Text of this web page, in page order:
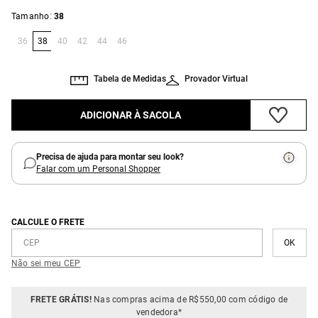
Tamanho: 38
36 38 40 42 44 46
Provador Virtual
Tabela de Medidas
ADICIONAR À SACOLA
Precisa de ajuda para montar seu look?
Falar com um Personal Shopper
CALCULE O FRETE
Não sei meu CEP
FRETE GRÁTIS!Nas compras acima de R$550,00 com código de
vendedora*